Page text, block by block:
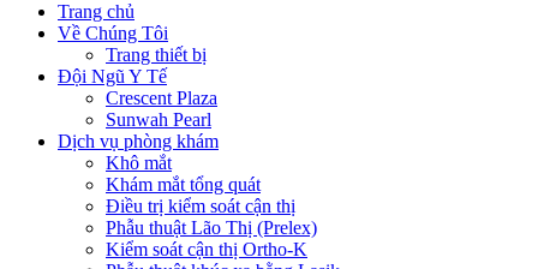
Trang chủ
Về Chúng Tôi
Trang thiết bị
Đội Ngũ Y Tế
Crescent Plaza
Sunwah Pearl
Dịch vụ phòng khám
Khô mắt
Khám mắt tổng quát
Điều trị kiểm soát cận thị
Phẫu thuật Lão Thị (Prelex)
Kiểm soát cận thị Ortho-K